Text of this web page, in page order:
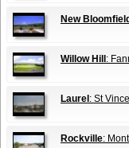
New Bloomfield
Willow Hill :
Laurel : St
Rockville: